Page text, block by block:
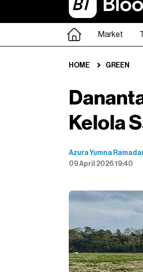
Market
HOME GREEN
Kelola
Azura Yumna
09 April 2026 19:40